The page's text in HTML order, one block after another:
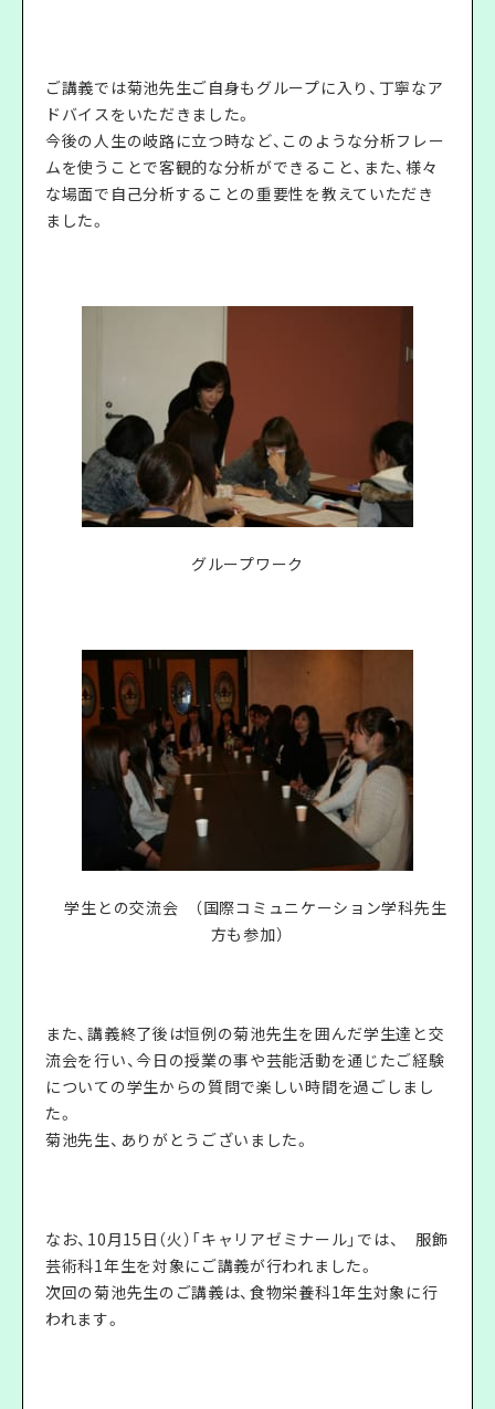
ご講義では菊池先生ご自身もグループに入り、丁寧なア
ドバイスをいただきました。
今後の人生の岐路に立つ時など、このような分析フレー
ムを使うことで客観的な分析ができること、また、様々
な場面で自己分析することの重要性を教えていただき
ました。
グループワーク
学生との交流会 （国際コミュニケーション学科先生
方も参加）
また、講義終了後は恒例の菊池先生を囲んだ学生達と交
流会を行い、今日の授業の事や芸能活動を通じたご経験
についての学生からの質問で楽しい時間を過ごしまし
た。
菊池先生、ありがとうございました。
なお、10月15日（火）「キャリアゼミナール」では、 服飾
芸術科1年生を対象にご講義が行われました。
次回の菊池先生のご講義は、食物栄養科1年生対象に行
われます。